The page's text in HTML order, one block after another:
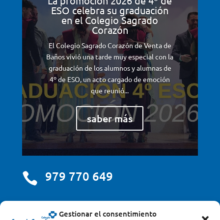
Gestionar el consentimiento
ESO celebra su graduación
en el Colegio Sagrado
Corazón
El Colegio Sagrado Corazón de Venta de
Baños vivió una tarde muy especial con la
graduación de los alumnos y alumnas de
4º de ESO, un acto cargado de emoción
que reunió...
saber más
 979 770 649
centro@scjdehon.com